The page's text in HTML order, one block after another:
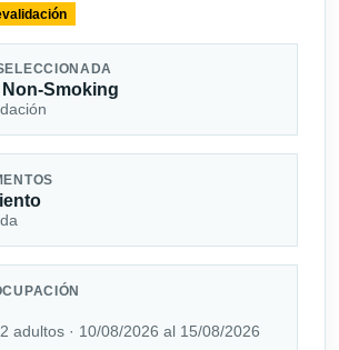
Smoking
adultos · 10/08/2026 al 15/08/2026